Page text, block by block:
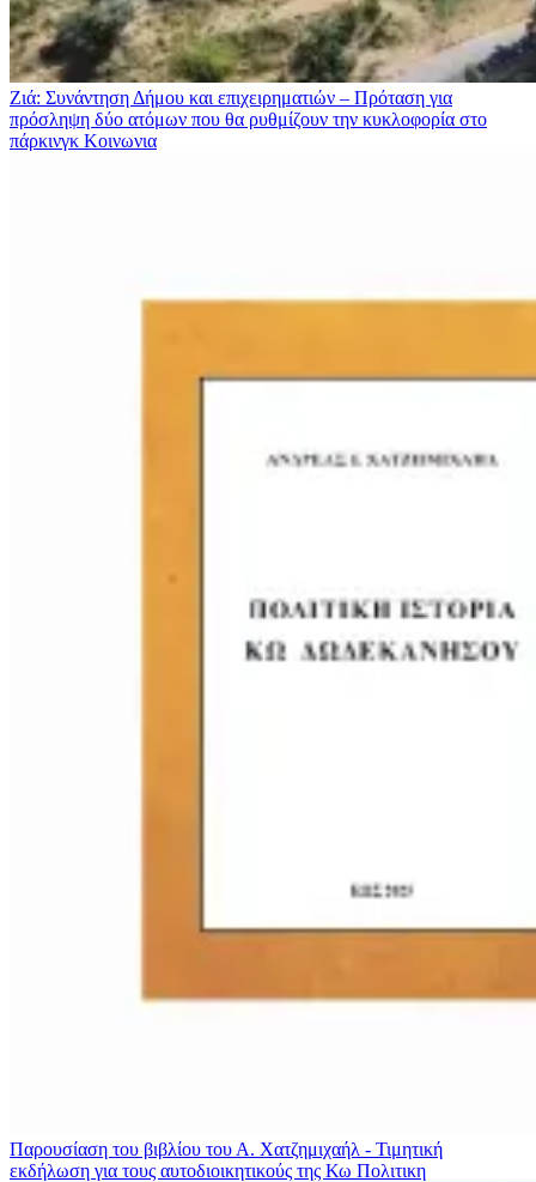
Ζιά: Συνάντηση Δήμου και επιχειρηματιών – Πρόταση για
πρόσληψη δύο ατόμων που θα ρυθμίζουν την κυκλοφορία στο
πάρκινγκ Κοινωνια
Παρουσίαση του βιβλίου του Α. Χατζημιχαήλ - Τιμητική
εκδήλωση για τους αυτοδιοικητικούς της Κω Πολιτικη